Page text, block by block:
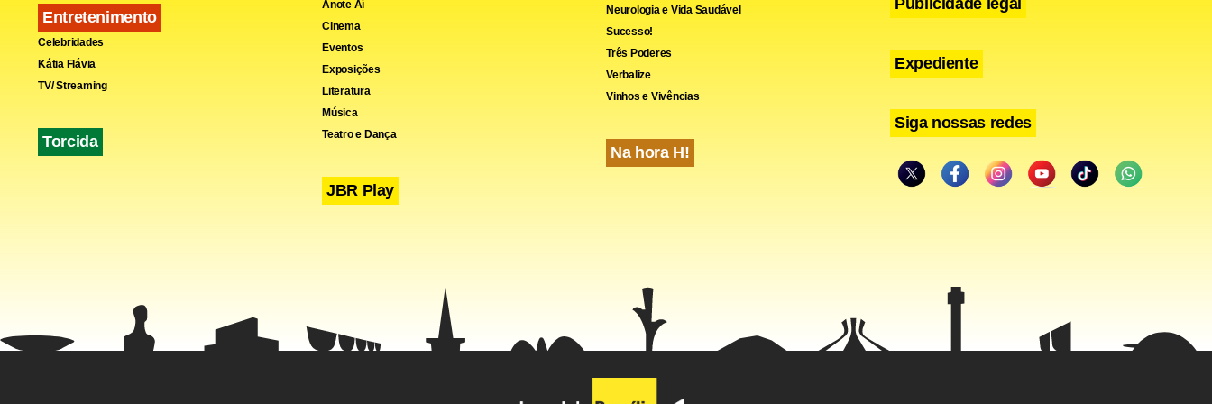
Entretenimento
Celebridades
Kátia Flávia
TV/ Streaming
Torcida
Anote Aí
Cinema
Eventos
Exposições
Literatura
Música
Teatro e Dança
JBR Play
Neurologia e Vida Saudável
Sucesso!
Três Poderes
Verbalize
Vinhos e Vivências
Na hora H!
Expediente
Siga nossas redes